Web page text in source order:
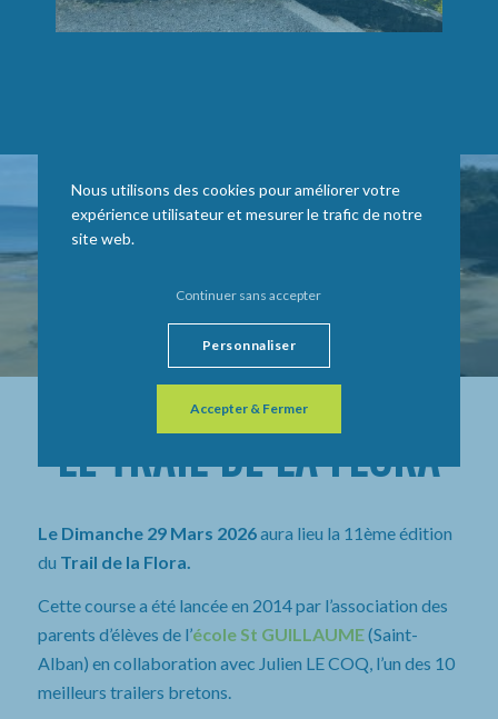
LE TRAIL DE LA FLORA
Le Dimanche 29 Mars 2026aura lieu la 11ème édition
du Trail de la Flora.
Cette course a été lancée en 2014 par l’association des
parents d’élèves de l’école St GUILLAUME(Saint-
Alban) en collaboration avec Julien LE COQ, l’un des 10
meilleurs trailers bretons.
Nous utilisons des cookies pour améliorer votre
expérience utilisateur et mesurer le trafic de notre
site web.
Accepter & Fermer
Continuer sans accepter
Personnaliser